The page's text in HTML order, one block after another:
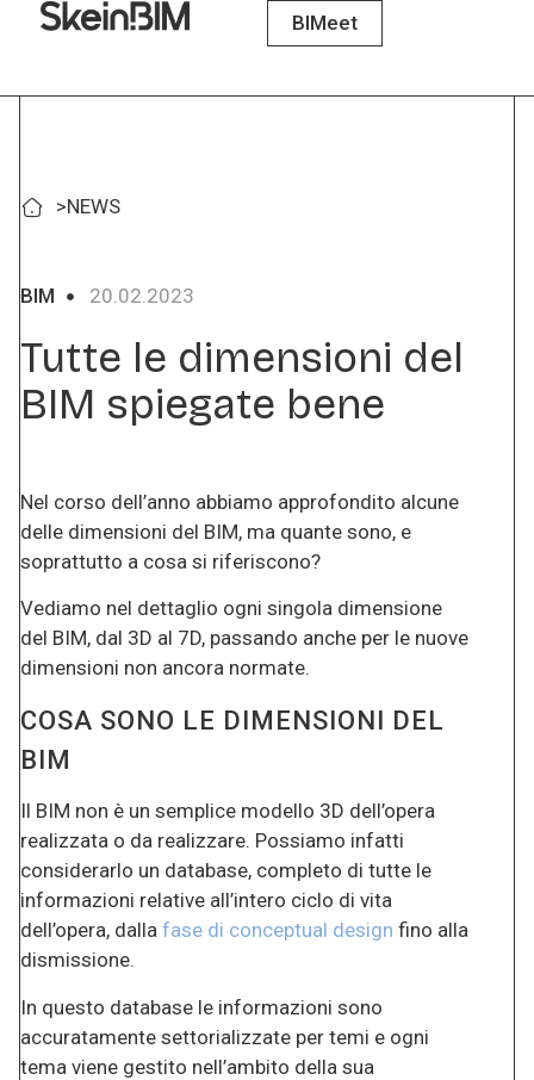
BIMeet
>NEWS
BIM 20.02.2023
Tutte le dimensioni del
BIM spiegate bene
Nel corso dell’anno abbiamo approfondito alcune
delle dimensioni del BIM, ma quante sono, e
soprattutto a cosa si riferiscono?
Vediamo nel dettaglio ogni singola dimensione
del BIM, dal 3D al 7D, passando anche per le nuove
dimensioni non ancora normate.
COSA SONO LE DIMENSIONI DEL
BIM
Il BIM non è un semplice modello 3D dell’opera
realizzata o da realizzare. Possiamo infatti
considerarlo un database, completo di tutte le
informazioni relative all’intero ciclo di vita
dell’opera, dalla fase di conceptual design fino alla
dismissione.
In questo database le informazioni sono
accuratamente settorializzate per temi e ogni
tema viene gestito nell’ambito della sua